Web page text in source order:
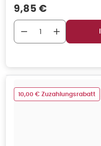
Verkaufspreis
9,85 €
10,00 € Zuzahlungsrabatt